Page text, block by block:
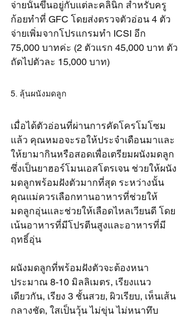
จ่ายนั้นขึ้นอยู่กับแต่ละคลินิก สำหรับครู
ก้อยทำที่ GFC โดยส่งตรวจตัวอ่อน 4 ตัว
จ่ายเพิ่มจากโปรแกรมทำ ICSI อีก
75,000 บาทค่ะ (2 ตัวแรก 45,000 บาท ตัว
ถัดไปตัวละ 15,000 บาท)
5. ลุ้นผนังมดลูก
เมื่อได้ตัวอ่อนที่ผ่านการคัดโครโมโซม
แล้ว คุณหมอจะรอให้ประจำเดือนมาและ
ให้ยามากินหรือสอดเพื่อเตรียมผนังมดลูก
ซึ่งเป็นยาฮอร์โมนเอสโตรเจน ช่วยให้ผนัง
มดลูกพร้อมฝังตัวมากที่สุด ระหว่างนั้น
คุณแม่ควรเลือกทานอาหารที่ช่วยให้
มดลูกอุ่นและช่วยให้เลือดไหลเวียนดี โดย
เน้นอาหารที่มีโปรตีนสูงและอาหารที่มี
ฤทธิ์อุ่น
ผนังมดลูกที่พร้อมฝังตัวจะต้องหนา
ประมาณ 8-10 มิลลิเมตร, เรียงแนว
เดียวกัน, เรียง 3 ชั้นสวย, ผิวเรียบ, เห็นเส้น
กลางชัด, ใสเป็นวุ้น ไม่ขุ่น ไม่หนาทึบ